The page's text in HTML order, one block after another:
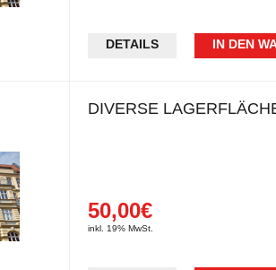
DETAILS IN DEN
DIVERSE
50,00€
inkl. 19% MwSt.